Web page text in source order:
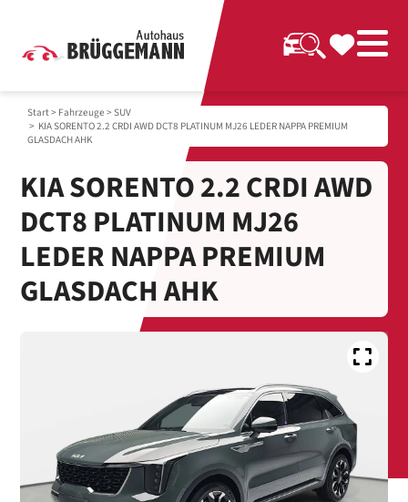
Start> Fahrzeuge > SUV
> KIA SORENTO 2.2 CRDI AWD DCT8 PLATINUM MJ26 LEDER NAPPA PREMIUM
GLASDACH AHK
KIA SORENTO 2.2 CRDI AWD
DCT8 PLATINUM MJ26
LEDER NAPPA PREMIUM
GLASDACH AHK